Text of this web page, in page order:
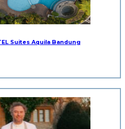
Suites Aquila Bandung